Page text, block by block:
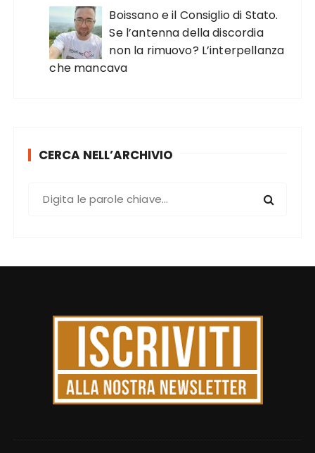
Boissano e il Consiglio di Stato.
Se l’antenna della discordia
non la rimuovo? L’interpellanza
che mancava
CERCA NELL’ARCHIVIO